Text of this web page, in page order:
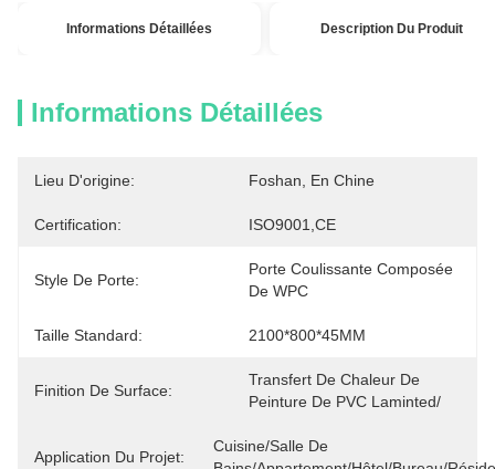
Informations Détaillées Description Du Produit
Informations Détaillées
Lieu D'origine: Foshan, En Chine
Certification: ISO9001,CE
Style De Porte:
Porte Coulissante Composée
De WPC
Taille Standard: 2100*800*45MM
Finition De Surface:
Transfert De Chaleur De
Peinture De PVC Laminted/
Application Du Projet:
Cuisine/salle De